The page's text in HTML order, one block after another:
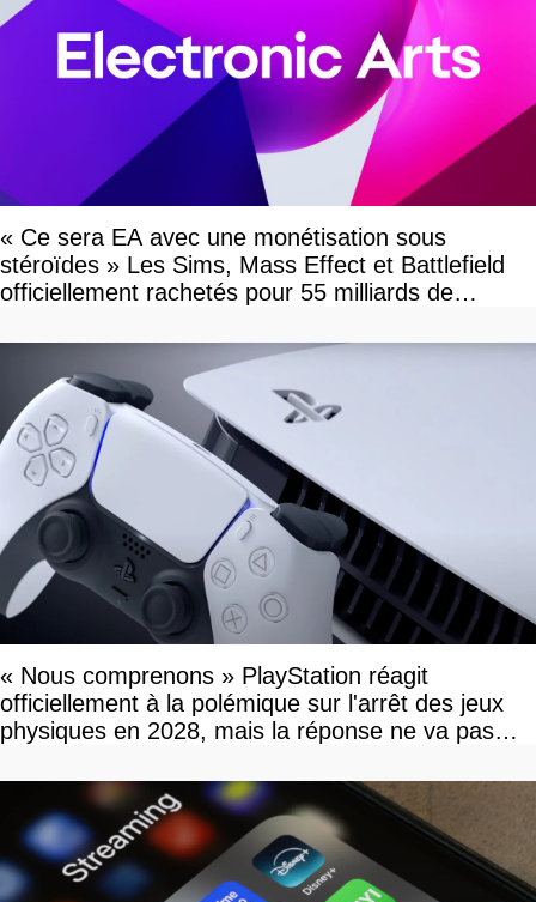
« Ce sera EA avec une monétisation sous
stéroïdes » Les Sims, Mass Effect et Battlefield
officiellement rachetés pour 55 milliards de
« Nous comprenons » PlayStation réagit
officiellement à la polémique sur l'arrêt des jeux
physiques en 2028, mais la réponse ne va pas